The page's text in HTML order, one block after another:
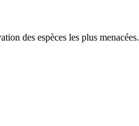
des espèces les plus menacées.